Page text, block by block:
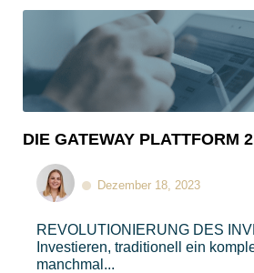
DIE GATEWAY PLATTFORM
Dezember 18, 2023
REVOLUTIONIERUNG DES
Investieren, traditionell ein
manchmal...